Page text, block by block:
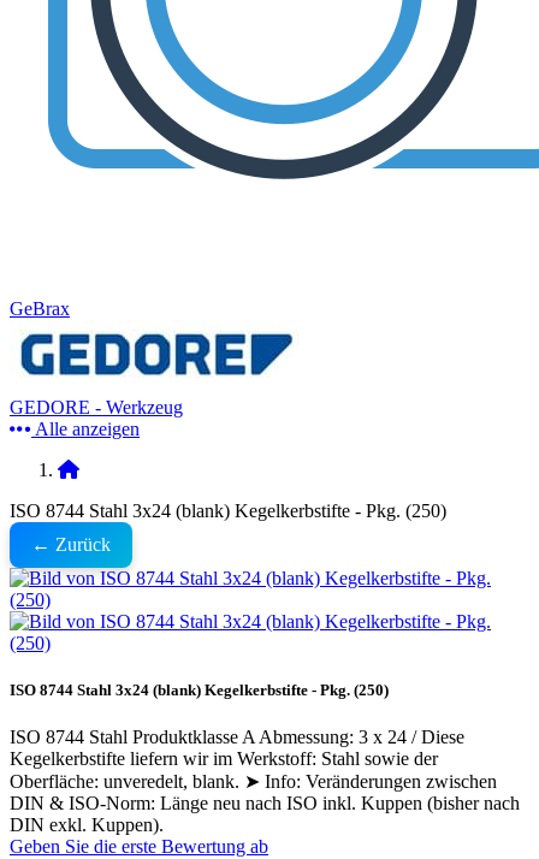
GeBrax
GEDORE - Werkzeug
Alle anzeigen
ISO 8744 Stahl 3x24 (blank) Kegelkerbstifte - Pkg. (250)
← Zurück
ISO 8744 Stahl 3x24 (blank) Kegelkerbstifte - Pkg. (250)
ISO 8744 Stahl Produktklasse A Abmessung: 3 x 24 / Diese
Kegelkerbstifte liefern wir im Werkstoff: Stahl sowie der
Oberfläche: unveredelt, blank. ➤ Info: Veränderungen zwischen
DIN & ISO-Norm: Länge neu nach ISO inkl. Kuppen (bisher nach
DIN exkl. Kuppen).
Geben Sie die erste Bewertung ab